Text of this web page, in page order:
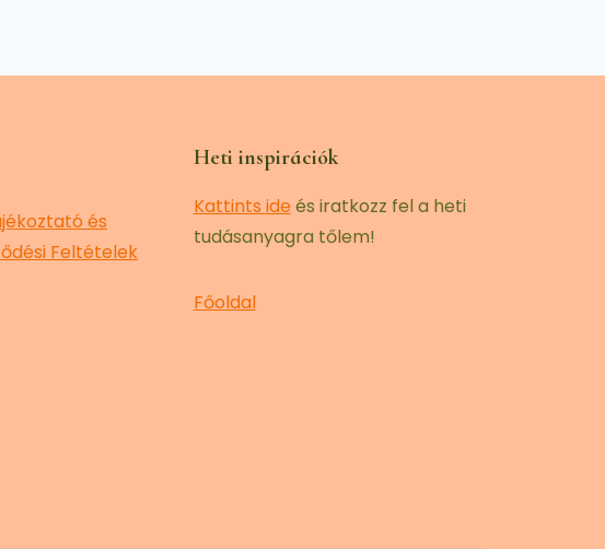
és
Feltételek
Heti inspirációk
Kattints ide és iratkozz fel a heti
tudásanyagra tőlem!
Főoldal